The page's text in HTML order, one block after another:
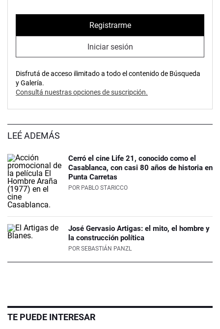
Registrarme
Iniciar sesión
Disfrutá de acceso ilimitado a todo el contenido de Búsqueda
y Galería.
Consultá nuestras opciones de suscripción.
LEÉ ADEMÁS
Cerró el cine Life 21, conocido como el
Casablanca, con casi 80 años de historia en
Punta Carretas
POR PABLO STARICCO
José Gervasio Artigas: el mito, el hombre y
la construcción política
POR SEBASTIÁN PANZL
TE PUEDE INTERESAR